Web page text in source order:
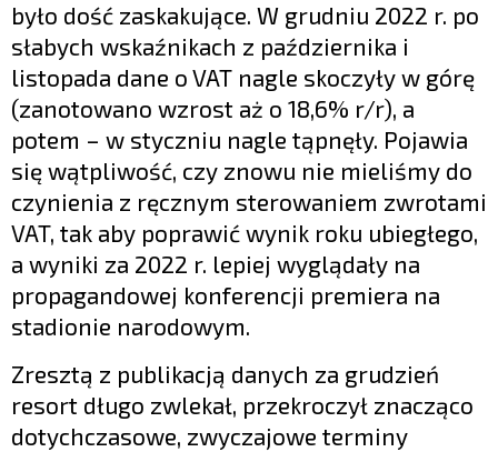
było dość zaskakujące. W grudniu 2022 r. po
słabych wskaźnikach z października i
listopada dane o VAT nagle skoczyły w górę
(zanotowano wzrost aż o 18,6% r/r), a
potem – w styczniu nagle tąpnęły. Pojawia
się wątpliwość, czy znowu nie mieliśmy do
czynienia z ręcznym sterowaniem zwrotami
VAT, tak aby poprawić wynik roku ubiegłego,
a wyniki za 2022 r. lepiej wyglądały na
propagandowej konferencji premiera na
stadionie narodowym.
Zresztą z publikacją danych za grudzień
resort długo zwlekał, przekroczył znacząco
dotychczasowe, zwyczajowe terminy